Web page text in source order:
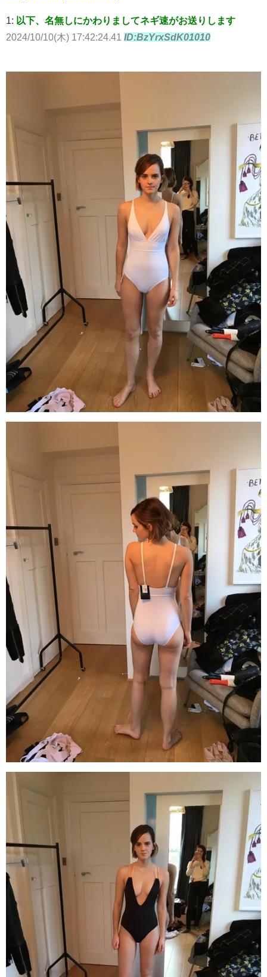
1: 以下、名無しにかわりましてネギ速がお送りします
2024/10/10(木) 17:42:24.41 ID:BzYrxSdK01010